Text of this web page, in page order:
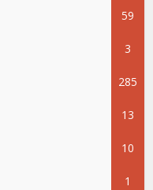
59
3
285
13
10
1